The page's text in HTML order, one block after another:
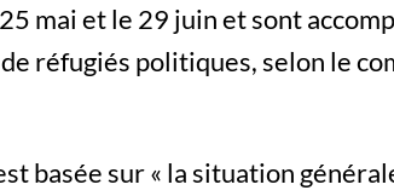
mai et le 29 juin et sont
réfugiés politiques, selon le
basée sur « la situation